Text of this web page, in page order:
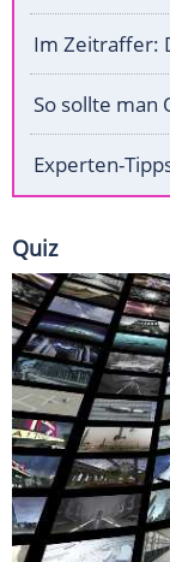
Im Zeitraffer:
So sollte man
Experten-
Quiz